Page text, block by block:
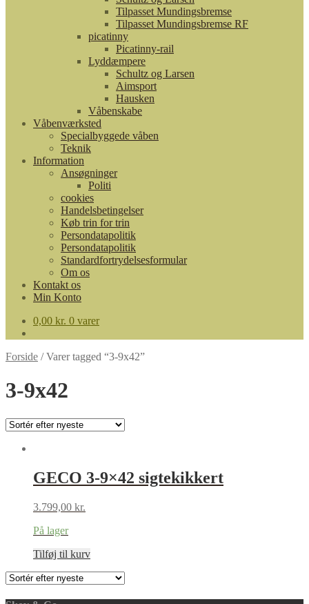
Tilpasset Mundingsbremse
Tilpasset Mundingsbremse RF
picatinny
Picatinny-rail
Lyddæmpere
Schultz og Larsen
Aimsport
Hausken
Våbenskabe
Våbenværksted
Specialbyggede våben
Teknik
Information
Ansøgninger
Politi
cookies
Handelsbetingelser
Køb trin for trin
Persondatapolitik
Persondatapolitik
Standardfortrydelsesformular
Om os
Kontakt os
Min Konto
0,00 kr. 0 varer
Forside /Varer tagged “3-9x42”
3-9x42
GECO 3-9×42 sigtekikkert
3.799,00 kr.
På lager
Tilføj til kurv